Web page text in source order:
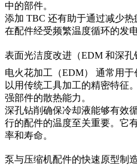
中的部件。
添加 TBC 还有助于通过减少热
在配件经受频繁温度循环的发
表面光洁度改进（EDM 和深孔
电火花加工（EDM）
通常用于
以用传统工具加工的精密特征。
强部件的散热能力。
深孔钻削确保冷却液能够有效
行的配件的温度至关重要。它
率和寿命。
泵与压缩机配件的快速原型制